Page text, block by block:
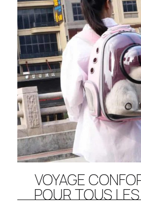
VOYAGE
POUR TOUS